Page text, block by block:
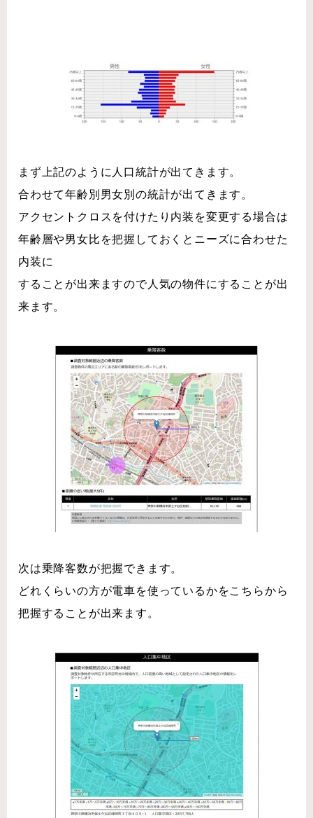
まず上記のように人口統計が出てきます。
合わせて年齢別男女別の統計が出てきます。
アクセントクロスを付けたり内装を変更する場合は
年齢層や男女比を把握しておくとニーズに合わせた
内装に
することが出来ますので人気の物件にすることが出
来ます。
次は乗降客数が把握できます。
どれくらいの方が電車を使っているかをこちらから
把握することが出来ます。